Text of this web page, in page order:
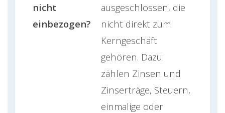
nicht
einbezogen?
ausgeschlossen, die
nicht direkt zum
Kerngeschäft
gehören. Dazu
zählen Zinsen und
Zinserträge, Steuern,
einmalige oder